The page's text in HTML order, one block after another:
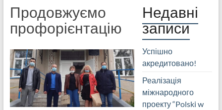
Продовжуємо
профорієнтацію
Недавні
записи
Успішно
акредитовано!
Реалізація
міжнародного
проекту “Polski w